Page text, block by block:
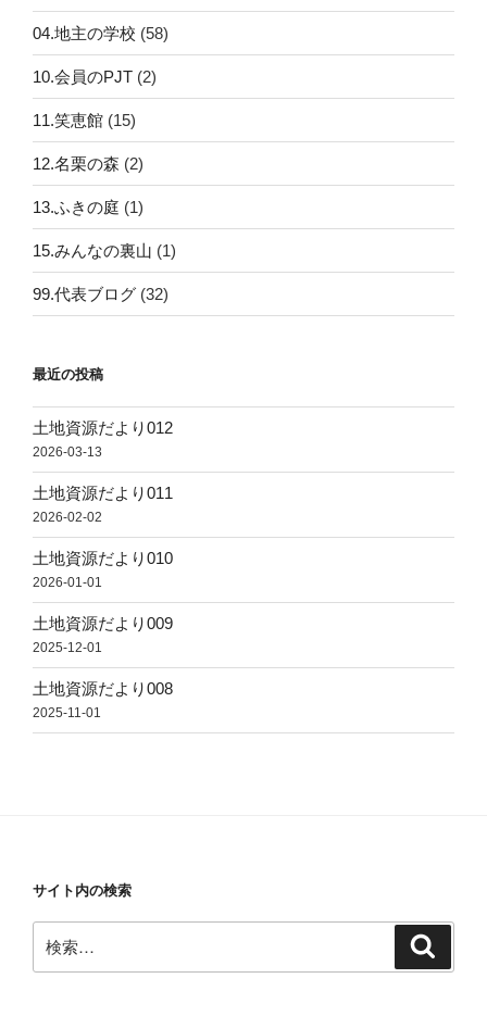
04.地主の学校 (58)
10.会員のPJT (2)
11.笑恵館 (15)
12.名栗の森 (2)
13.ふきの庭 (1)
15.みんなの裏山 (1)
99.代表ブログ (32)
最近の投稿
土地資源だより012
2026-03-13
土地資源だより011
2026-02-02
土地資源だより010
2026-01-01
土地資源だより009
2025-12-01
土地資源だより008
2025-11-01
サイト内の検索
索: